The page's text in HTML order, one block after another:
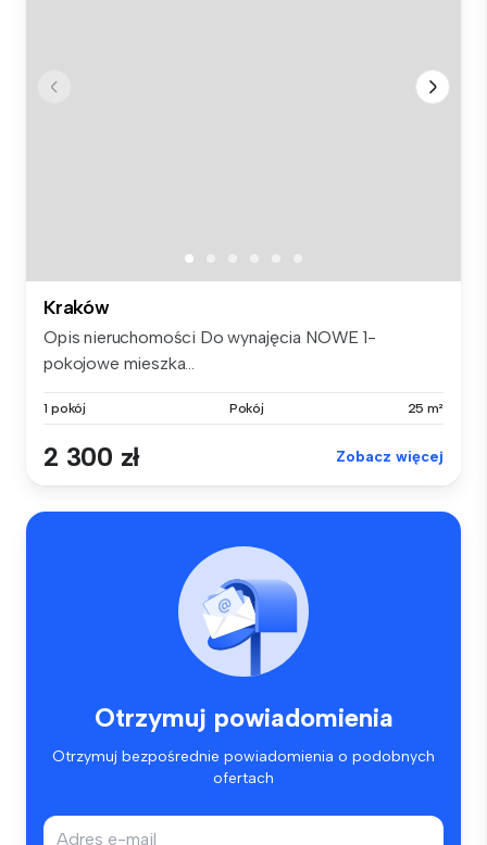
Kraków
Opis nieruchomości Do wynajęcia NOWE 1-
pokojowe mieszka...
1 pokój Pokój 25 m²
2 300 zł Zobacz więcej
Otrzymuj powiadomienia
Otrzymuj bezpośrednie powiadomienia o podobnych
ofertach